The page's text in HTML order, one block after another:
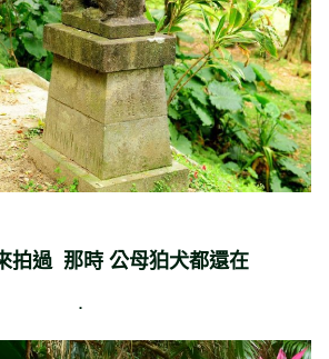
拍過 那時 公母狛犬都還在
.